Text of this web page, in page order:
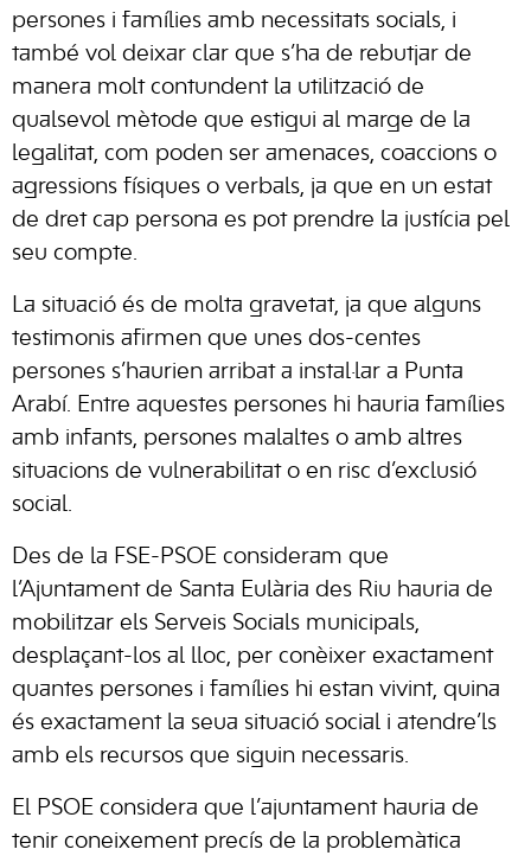
persones i famílies amb necessitats socials, i
també vol deixar clar que s’ha de rebutjar de
manera molt contundent la utilització de
qualsevol mètode que estigui al marge de la
legalitat, com poden ser amenaces, coaccions o
agressions físiques o verbals, ja que en un estat
de dret cap persona es pot prendre la justícia pel
seu compte.
La situació és de molta gravetat, ja que alguns
testimonis afirmen que unes dos-centes
persones s’haurien arribat a instal·lar a Punta
Arabí. Entre aquestes persones hi hauria famílies
amb infants, persones malaltes o amb altres
situacions de vulnerabilitat o en risc d’exclusió
social.
Des de la FSE-PSOE consideram que
l’Ajuntament de Santa Eulària des Riu hauria de
mobilitzar els Serveis Socials municipals,
desplaçant-los al lloc, per conèixer exactament
quantes persones i famílies hi estan vivint, quina
és exactament la seua situació social i atendre’ls
amb els recursos que siguin necessaris.
El PSOE considera que l’ajuntament hauria de
tenir coneixement precís de la problemàtica